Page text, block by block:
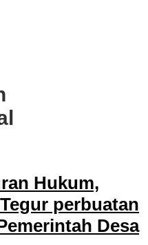
Hukum,
perbuatan
Desa